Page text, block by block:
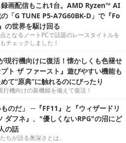
画配信もこれ1台。AMD Ryzen™ AI
「G TUNE P5-A7G60BK-D」で『Fo
の世界を駆け回る
となるノートPCで話題のレースタイトルを
チェックしました！
現行機向けに復活！懐かしくも色褪せ
ト ザ ファースト』遊びやすい機能も
て“原典”に触れるのにぴったり
行機向けの新機能を備えて復活！
ものだ」 ─『FF11』と『ウィザードリ
ダフネ』、"優しくないRPG"の沼にど
の話
ちが語る奥深さとは。